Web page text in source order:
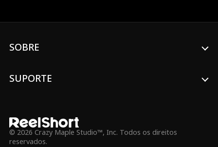
SOBRE
SUPORTE
© 2026 Crazy Maple Studio™, Inc. Todos os direitos
reservados.